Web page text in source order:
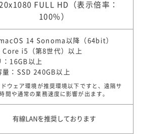
FULL HD（表示倍率：
100%）
14 Sonoma以降（64bit）
Core i5（第8世代）以上
：16GB以上
量：SSD 240GB以上
ウェア環境が推奨環境以下ですと、遠隔サ
間や通常の業務速度に影響が出ます。
有線LANを推奨しております